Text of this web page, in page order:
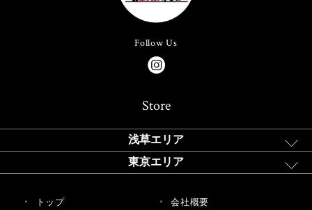
Follow Us
Store
浅草エリア
東京エリア
トップ 会社概要